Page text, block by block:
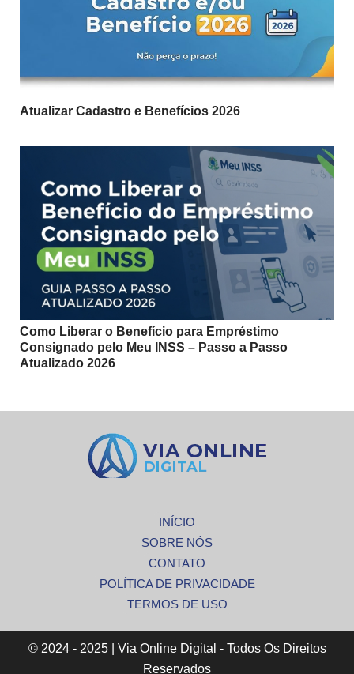
Atualizar Cadastro e Benefícios 2026
Como Liberar o Benefício para Empréstimo
Consignado pelo Meu INSS – Passo a Passo
Atualizado 2026
INÍCIO
SOBRE NÓS
CONTATO
POLÍTICA DE PRIVACIDADE
TERMOS DE USO
© 2024 - 2025 | Via Online Digital - Todos Os Direitos
Reservados